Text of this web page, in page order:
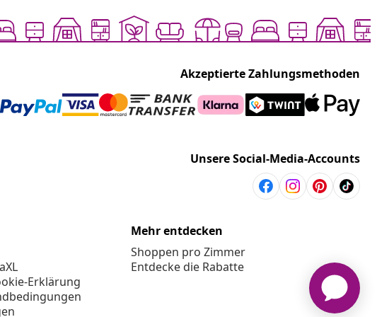
Akzeptierte Zahlungsmethoden
Unsere Social-Media-Accounts
Erklärung
Mehr entdecken
Shoppen pro Zimmer
Entdecke die Rabatte